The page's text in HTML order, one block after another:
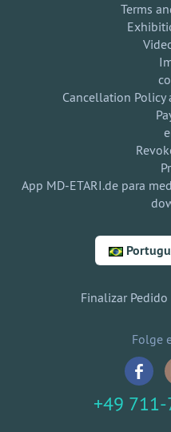
Terms
Cancellation
App MD-ETARI.de para
Finalizar Pedido
Folge
+49